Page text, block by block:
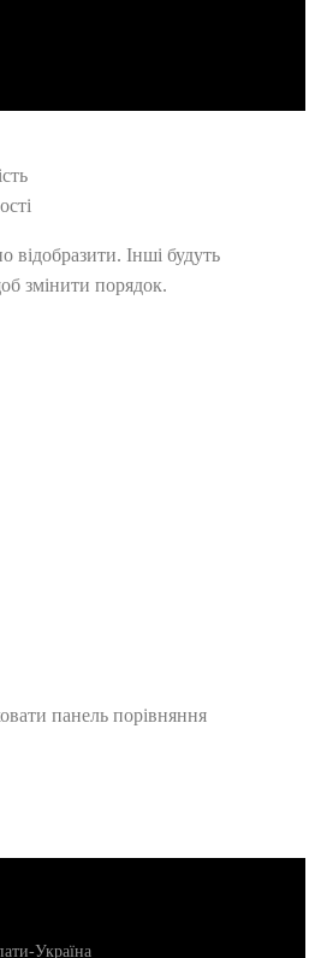
відобразити. Інші будуть
змінити порядок.
панель порівняння
Україна